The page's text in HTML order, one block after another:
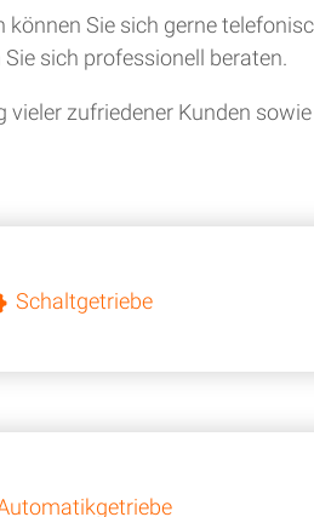
können Sie sich gerne
sich professionell beraten.
vieler zufriedener Kunden
Schaltgetriebe